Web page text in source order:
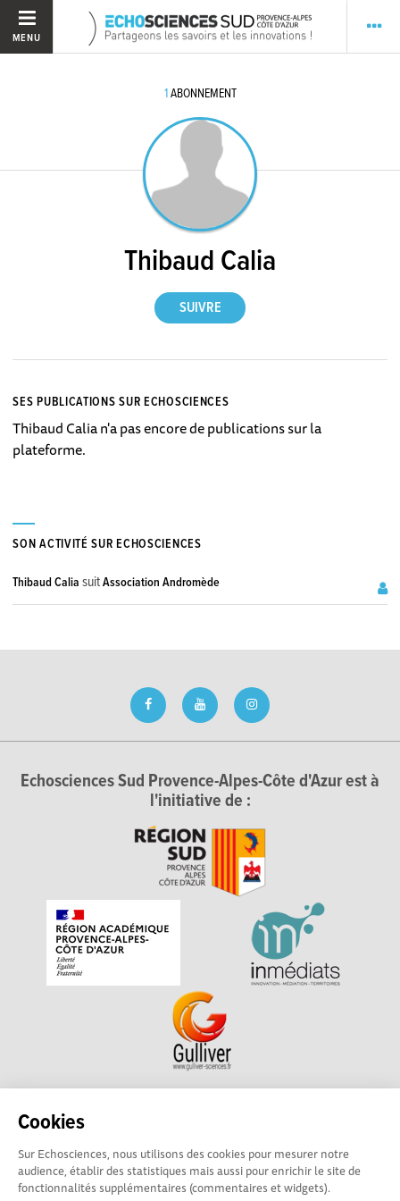
Cookies
Sur Echosciences, nous utilisons des cookies pour mesurer notre
audience, établir des statistiques mais aussi pour enrichir le site de
fonctionnalités supplémentaires (commentaires et widgets).
MENU
1ABONNEMENT
Thibaud Calia
SES PUBLICATIONS SUR ECHOSCIENCES
Thibaud Calia n'a pas encore de publications sur la
plateforme.
SON ACTIVITÉ SUR ECHOSCIENCES
Thibaud Calia suitAssociation Andromède
Echosciences Sud Provence-Alpes-Côte d'Azur est à
l'initiative de :
Echosciences Sud Provence-Alpes-Côte d'Azur est à
académique pour la Recherche et l'Innovation Provence-
Alpes-Côte d'Azur. La plateforme est mise en oeuvre pour